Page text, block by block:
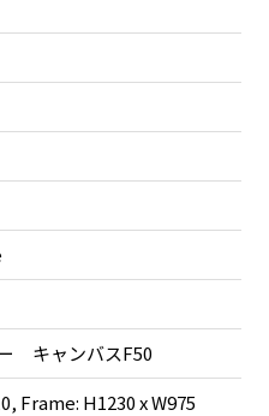
キャンバスF50
Frame: H1230 x W975